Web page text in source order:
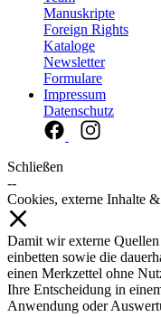
Manuskripte
Foreign Rights
Kataloge
Newsletter
Formulare
Impressum
Datenschutz
Schließen
--
Cookies, externe Inhalte
Damit wir externe
einbetten sowie die
einen Merkzettel ohne
Ihre Entscheidung in
Anwendung oder